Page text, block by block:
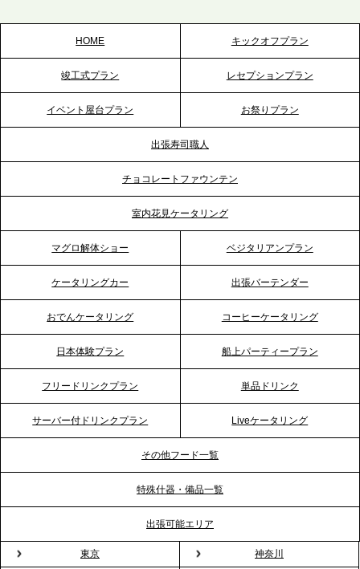
2026.5.20
プレスリリースのご案内｜ケータリングのセカンド
2026.5.12
プレスリリースのご案内｜ケータリングのセカンド
2026.4.21
プレスリリースのご案内｜「温かな食」が会話のス
イッチに。新入社員研修で《食体験としてのケータ
プレスリリースのご案内｜ケータリングのセカンド
テーブル、横浜事務所を新設。神奈川エリアのサー
ビス提供体制を強化し、質の高い「場づくり」をサ
TBS「Nスタ」で、2ndTable「1DISH」の花見オー
ドブルが紹介されました
HOME キックオフプラン
竣工式プラン レセプションプラン
イベント屋台プラン お祭りプラン
出張寿司職人
チョコレートファウンテン
室内花見ケータリング
マグロ解体ショー ベジタリアンプラン
ケータリングカー 出張バーテンダー
おでんケータリング コーヒーケータリング
日本体験プラン 船上パーティープラン
フリードリンクプラン 単品ドリンク
サーバー付ドリンクプラン Liveケータリング
その他フード一覧
特殊什器・備品一覧
出張可能エリア
東京 神奈川